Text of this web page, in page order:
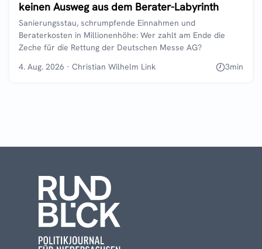
keinen Ausweg aus dem Berater-Labyrinth
Sanierungsstau, schrumpfende Einnahmen und
Beraterkosten in Millionenhöhe: Wer zahlt am Ende die
Zeche für die Rettung der Deutschen Messe AG?
4. Aug. 2026 · Christian Wilhelm Link 3min